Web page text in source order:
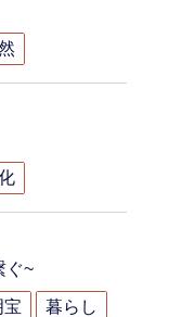
ぐ~
宝 暮らし